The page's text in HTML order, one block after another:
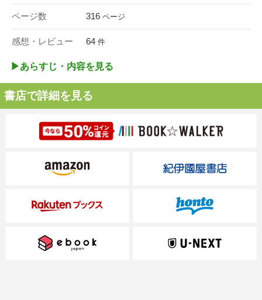
ページ数 316 ページ
感想・レビュー 64 件
▶︎あらすじ・内容を見る
書店で詳細を見る